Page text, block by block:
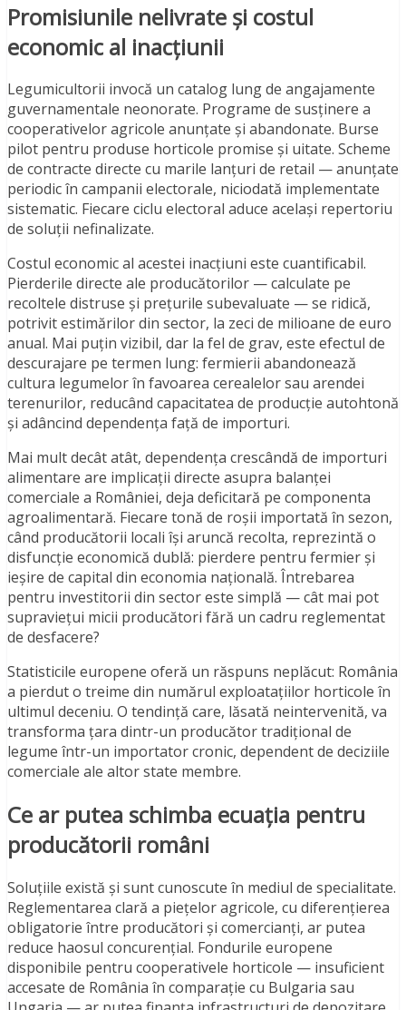
Promisiunile nelivrate și costul
economic al inacțiunii
Legumicultorii invocă un catalog lung de angajamente
guvernamentale neonorate. Programe de susținere a
cooperativelor agricole anunțate și abandonate. Burse
pilot pentru produse horticole promise și uitate. Scheme
de contracte directe cu marile lanțuri de retail — anunțate
periodic în campanii electorale, niciodată implementate
sistematic. Fiecare ciclu electoral aduce același repertoriu
de soluții nefinalizate.
Costul economic al acestei inacțiuni este cuantificabil.
Pierderile directe ale producătorilor — calculate pe
recoltele distruse și prețurile subevaluate — se ridică,
potrivit estimărilor din sector, la zeci de milioane de euro
anual. Mai puțin vizibil, dar la fel de grav, este efectul de
descurajare pe termen lung: fermierii abandonează
cultura legumelor în favoarea cerealelor sau arendei
terenurilor, reducând capacitatea de producție autohtonă
și adâncind dependența față de importuri.
Mai mult decât atât, dependența crescândă de importuri
alimentare are implicații directe asupra balanței
comerciale a României, deja deficitară pe componenta
agroalimentară. Fiecare tonă de roșii importată în sezon,
când producătorii locali își aruncă recolta, reprezintă o
disfuncție economică dublă: pierdere pentru fermier și
ieșire de capital din economia națională. Întrebarea
pentru investitorii din sector este simplă — cât mai pot
supraviețui micii producători fără un cadru reglementat
de desfacere?
Statisticile europene oferă un răspuns neplăcut: România
a pierdut o treime din numărul exploatațiilor horticole în
ultimul deceniu. O tendință care, lăsată neintervenită, va
transforma țara dintr-un producător tradițional de
legume într-un importator cronic, dependent de deciziile
comerciale ale altor state membre.
Ce ar putea schimba ecuația pentru
producătorii români
Soluțiile există și sunt cunoscute în mediul de specialitate.
Reglementarea clară a piețelor agricole, cu diferențierea
obligatorie între producători și comercianți, ar putea
reduce haosul concurențial. Fondurile europene
disponibile pentru cooperativele horticole — insuficient
accesate de România în comparație cu Bulgaria sau